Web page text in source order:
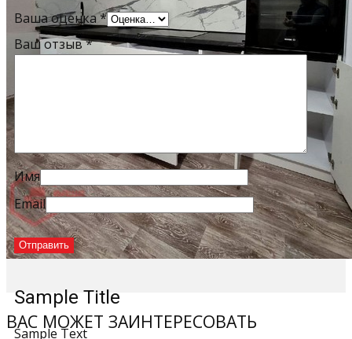
Sample Title
Sample Text
Ваша оценка*
Ваш отзыв*
Имя
Email
ВАС МОЖЕТ ЗАИНТЕРЕСОВАТЬ